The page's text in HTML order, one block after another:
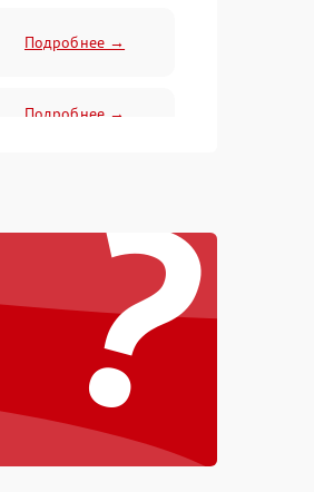
Подробнее →
Подробнее →
Подробнее →
Подробнее →
?